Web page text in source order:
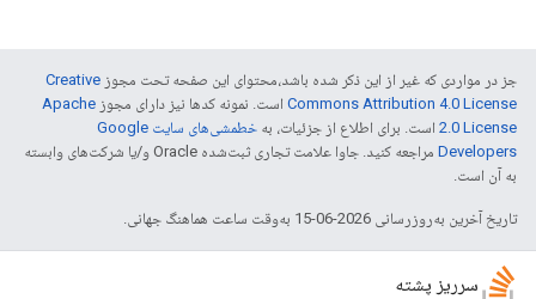
جز در مواردی که غیر از این ذکر شده باشد،‌محتوای این صفحه تحت مجوز Creative
Commons Attribution 4.0 License است. نمونه کدها نیز دارای مجوز Apache
2.0 License است. برای اطلاع از جزئیات، به
خطمشی‌های سایت Google
Developers‏
مراجعه کنید. جاوا علامت تجاری ثبت‌شده Oracle و/یا شرکت‌های وابسته
به آن است.
تاریخ آخرین به‌روزرسانی 2026-06-15 به‌وقت ساعت هماهنگ جهانی.
سرریز پشته